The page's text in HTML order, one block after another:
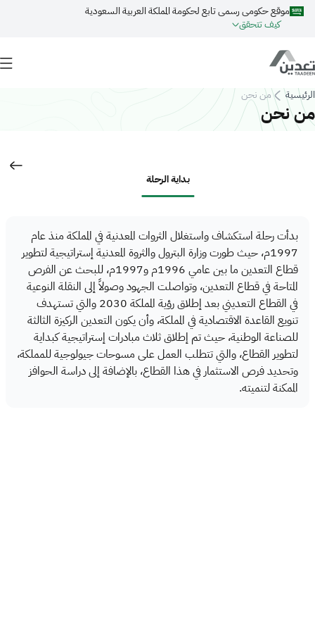
Skip to main
موقع حكومي رسمي تابع لحكومة المملكة العربية السعودية
كيف تتحقق
من نحن
نحن
بداية الرحلة
بدأت رحلة استكشاف واستغلال الثروات المعدنية في المملكة منذ عام
1997م، حيث طورت وزارة البترول والثروة المعدنية إستراتيجية لتطوير
قطاع التعدين ما بين عامي 1996م و1997م، للبحث عن الفرص
المتاحة في قطاع التعدين، وتواصلت الجهود وصولاً إلى النقلة النوعية
في القطاع التعديني بعد إطلاق رؤية المملكة 2030 والتي تستهدف
تنويع القاعدة الاقتصادية في المملكة، وأن يكون التعدين الركيزة الثالثة
للصناعة الوطنية، حيث تم إطلاق ثلاث مبادرات إستراتيجية كبداية
لتطوير القطاع، والتي تتطلب العمل على مسوحات جيولوجية للمملكة،
وتحديد فرص الاستثمار في هذا القطاع، بالإضافة إلى دراسة الحوافز
الممكنة لتنميته.